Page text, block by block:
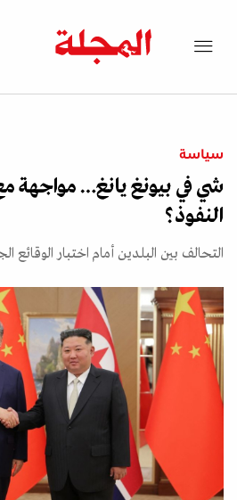
سياسة
شي في بيونغ يانغ… مواجهة
النفوذ؟
التحالف بين البلدين أمام اختبار الوقائع